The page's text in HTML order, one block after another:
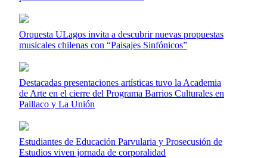
Orquesta ULagos invita a descubrir nuevas propuestas
musicales chilenas con “Paisajes Sinfónicos”
Destacadas presentaciones artísticas tuvo la Academia
de Arte en el cierre del Programa Barrios Culturales en
Paillaco y La Unión
Estudiantes de Educación Parvularia y Prosecusión de
Estudios viven jornada de corporalidad